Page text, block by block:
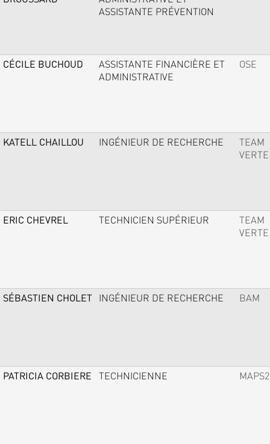
ASSISTANTE PRÉVENTION
CÉCILE BUCHOUD
ASSISTANTE FINANCIÈRE ET
ADMINISTRATIVE
OSE
KATELL CHAILLOU INGÉNIEUR DE RECHERCHE
TEAM
VERTE
ERIC CHEVREL TECHNICIEN SUPÉRIEUR
TEAM
VERTE
SÉBASTIEN CHOLET INGÉNIEUR DE RECHERCHE BAM
PATRICIA CORBIERE TECHNICIENNE MAPS2